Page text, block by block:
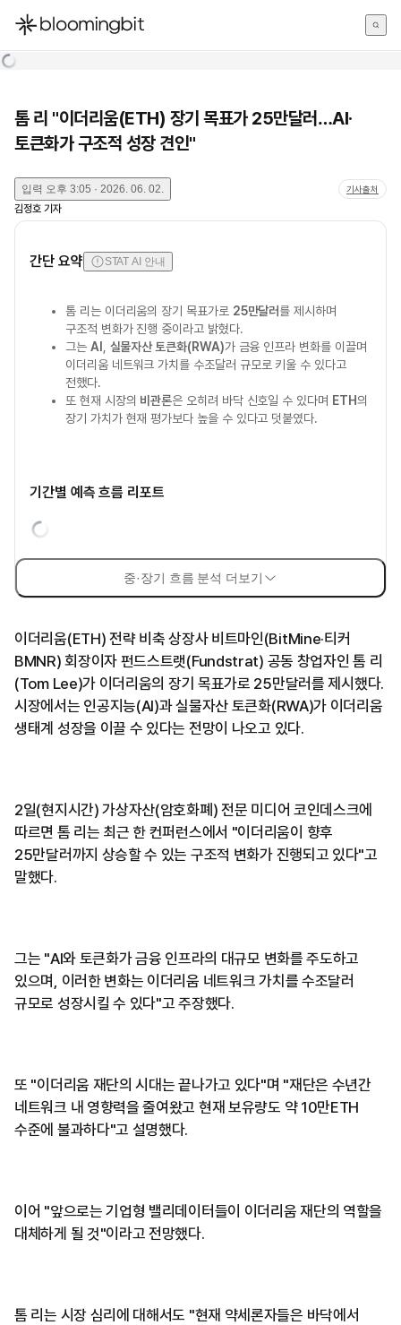
한국어
톰 리 "이더리움(ETH) 장기 목표가 25만달러…AI·
토큰화가 구조적 성장 견인"
입력 오후 3:05 · 2026. 06. 02. 기사출처
김정호 기자
간단 요약 STAT AI 안내
톰 리는 이더리움의 장기 목표가로 25만달러를 제시하며
구조적 변화가 진행 중이라고 밝혔다.
그는 AI 실물자산 토큰화(RWA)가 금융 인프라 변화를 이끌며
이더리움 네트워크 가치를 수조달러 규모로 키울 수 있다고
전했다.
또 현재 시장의 비관론은 오히려 바닥 신호일 수 있다며 ETH의
장기 가치가 현재 평가보다 높을 수 있다고 덧붙였다.
기간별 예측 흐름 리포트
중·장기 흐름 분석 더보기
이더리움(ETH) 전략 비축 상장사 비트마인(BitMine·티커
BMNR) 회장이자 펀드스트랫(Fundstrat) 공동 창업자인 톰 리
(Tom Lee)가 이더리움의 장기 목표가로 25만달러를 제시했다.
시장에서는 인공지능(AI)과 실물자산 토큰화(RWA)가 이더리움
생태계 성장을 이끌 수 있다는 전망이 나오고 있다.
2일(현지시간) 가상자산(암호화폐) 전문 미디어 코인데스크에
따르면 톰 리는 최근 한 컨퍼런스에서 "이더리움이 향후
25만달러까지 상승할 수 있는 구조적 변화가 진행되고 있다"고
말했다.
그는 "AI와 토큰화가 금융 인프라의 대규모 변화를 주도하고
있으며, 이러한 변화는 이더리움 네트워크 가치를 수조달러
규모로 성장시킬 수 있다"고 주장했다.
또 "이더리움 재단의 시대는 끝나가고 있다"며 "재단은 수년간
네트워크 내 영향력을 줄여왔고 현재 보유량도 약 10만ETH
수준에 불과하다"고 설명했다.
이어 "앞으로는 기업형 밸리데이터들이 이더리움 재단의 역할을
대체하게 될 것"이라고 전망했다.
톰 리는 시장 심리에 대해서도 "현재 약세론자들은 바닥에서